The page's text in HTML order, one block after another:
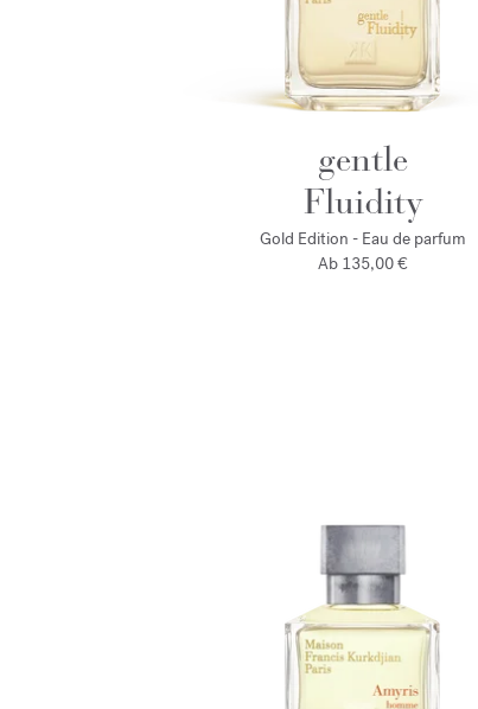
gentle
Fluidity
Gold Edition - Eau de parfum
Ab 135,00 €